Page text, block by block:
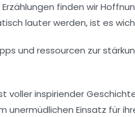
finden wir
lauter werden, ist es
vollerinspiriender
unermüdlichen Einsatz für